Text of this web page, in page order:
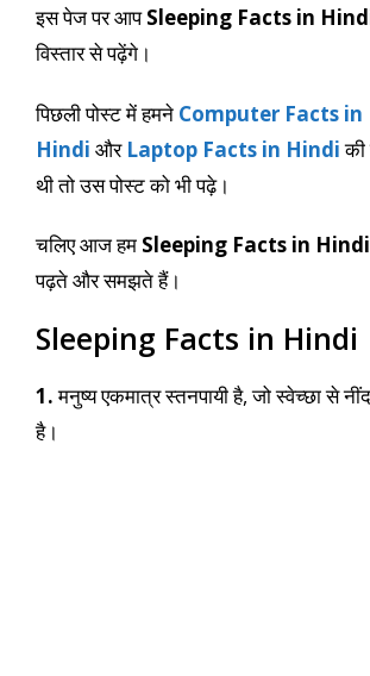
इस पेज पर आपSleeping Facts in
विस्तार से पढ़ेंगे।
पिछली पोस्ट में हमने Computer Facts in
Hindi और Laptop Facts in Hindiकी
थी तो उस पोस्ट को भी पढ़े।
चलिए आज हम Sleeping Facts in
पढ़ते और समझते हैं।
Sleeping Facts in Hindi
1.मनुष्य एकमात्र स्तनपायी है, जो स्वेच्छा से
है।